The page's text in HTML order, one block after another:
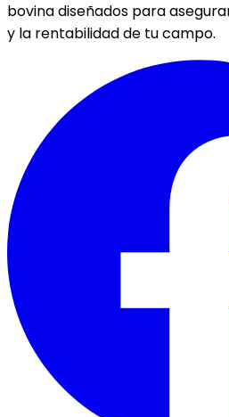
bovina diseñados para
y la rentabilidad de tu campo.